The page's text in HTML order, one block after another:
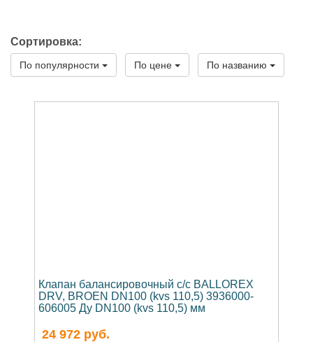
Сортировка:
По популярности По цене По названию
Клапан балансировочный c/c BALLOREX
DRV, BROEN DN100 (kvs 110,5) 3936000-
606005 Ду DN100 (kvs 110,5) мм
24 972 руб.